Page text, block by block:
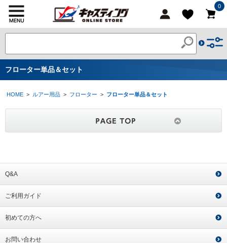
0
フローター単品＆セット
HOME > ルアー用品 > フローター > フローター単品＆セット
Q&A
ご利用ガイド
初めての方へ
お問い合わせ